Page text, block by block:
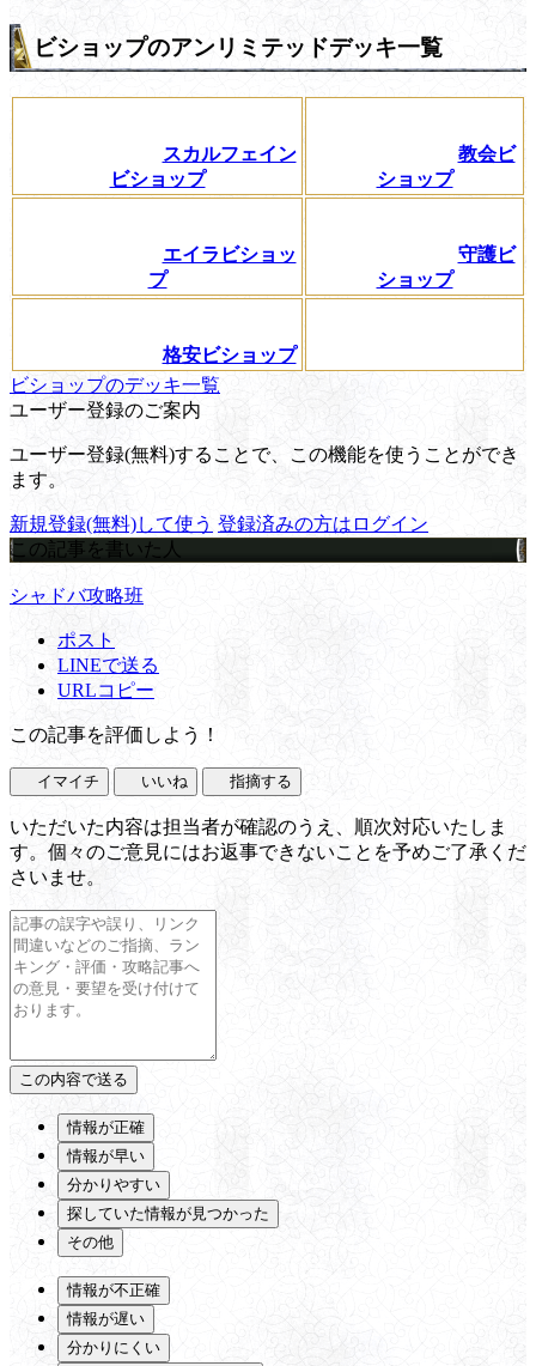
ビショップのアンリミテッドデッキ一覧
スカルフェイン
ビショップ
教会ビ
ショップ
エイラビショッ
プ
守護ビ
ショップ
格安ビショップ
ビショップのデッキ一覧
ユーザー登録のご案内
ユーザー登録(無料)することで、この機能を使うことができ
ます。
新規登録(無料)して使う 登録済みの方はログイン
この記事を書いた人
シャドバ攻略班
ポスト
LINEで送る
URLコピー
この記事を評価しよう！
イマイチ いいね 指摘する
いただいた内容は担当者が確認のうえ、順次対応いたしま
す。個々のご意見にはお返事できないことを予めご了承くだ
さいませ。
情報が正確
情報が早い
分かりやすい
探していた情報が見つかった
その他
情報が不正確
情報が遅い
分かりにくい